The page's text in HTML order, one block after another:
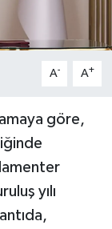
A- A+
göre,
yılı